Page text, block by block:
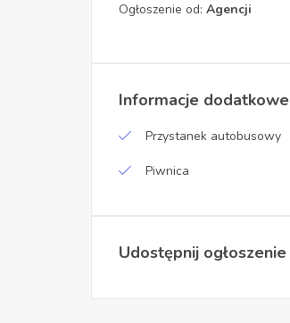
Ogłoszenie od: Agencji
Informacje dodatkowe
Przystanek autobusowy
Piwnica
Udostępnij ogłoszenie